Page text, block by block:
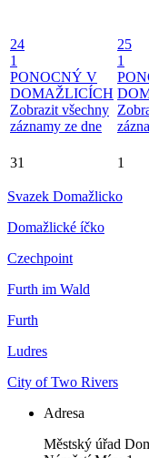
24
1
PONOCNÝ V
DOMAŽLICÍCH
Zobrazit všechny
záznamy ze dne
25
1
31
1
Svazek Domažlicko
Domažlické íčko
Czechpoint
Furth im Wald
Furth
Ludres
City of Two Rivers
Adresa
Městský úřad